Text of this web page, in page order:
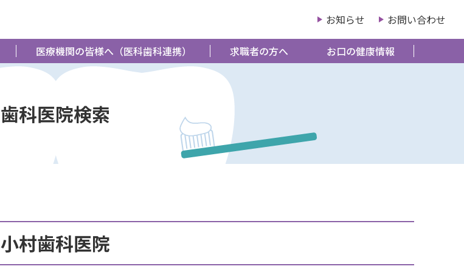
お知らせ お問い合わせ
医療機関の皆様へ（医科歯科連携） 求職者の方へ お口の健康情報
歯科医院検索
小村歯科医院